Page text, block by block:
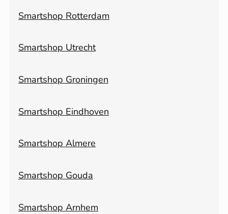
Smartshop Rotterdam
Smartshop Utrecht
Smartshop Groningen
Smartshop Eindhoven
Smartshop Almere
Smartshop Gouda
Smartshop Arnhem